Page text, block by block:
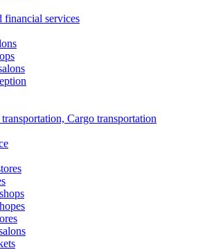
financial services
transportation, Cargo transportation